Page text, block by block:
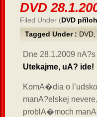
DVD
Filed Under (DVD
Tagged Under : DVD
Dne 28.1.2009
Utekajme, uA? ide!
KomA�dia o
manA?elskej
problA�moch